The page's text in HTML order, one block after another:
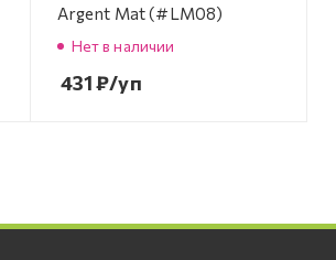
Argent Mat (#LM08)
Нет в наличии
431₽/уп